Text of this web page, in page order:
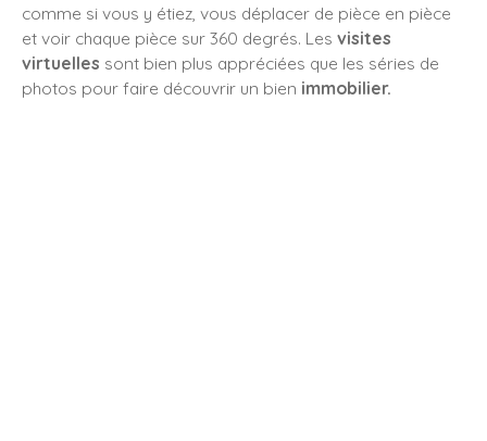
comme si vous y étiez, vous déplacer de pièce en pièce
et voir chaque pièce sur 360 degrés. Les visites
virtuelles sont bien plus appréciées que les séries de
photos pour faire découvrir un bien immobilier.